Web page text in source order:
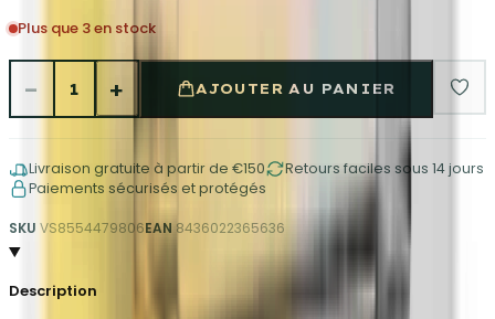
Plus que 3 en stock
− 1 + AJOUTER AU PANIER
Livraison gratuite à partir de €150
Retours faciles sous 14 jours
Paiements sécurisés et protégés
SKU VS8554479806EAN 8436022365636
Description